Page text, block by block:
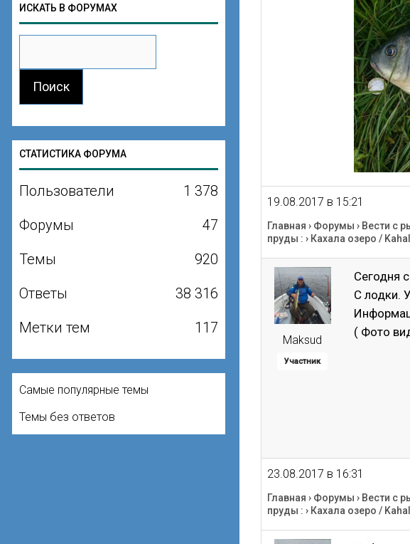
19.08.2017 в 15:21
Главная › Форумы › Вести с
пруды : › Кахала озеро /
Maksud
Участник
Сегодня
С лодки.
( Фото
23.08.2017 в 16:31
Главная › Форумы › Вести с
пруды : › Кахала озеро /
ИСКАТЬ В ФОРУМАХ
СТАТИСТИКА ФОРУМА
Пользователи
1 378
Форумы
47
Темы
920
Ответы
38 316
Метки тем
117
Самые популярные темы
Темы без ответов